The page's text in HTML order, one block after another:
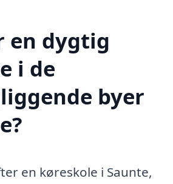
en dygtig
i de
byer
en køreskole i Saunte,